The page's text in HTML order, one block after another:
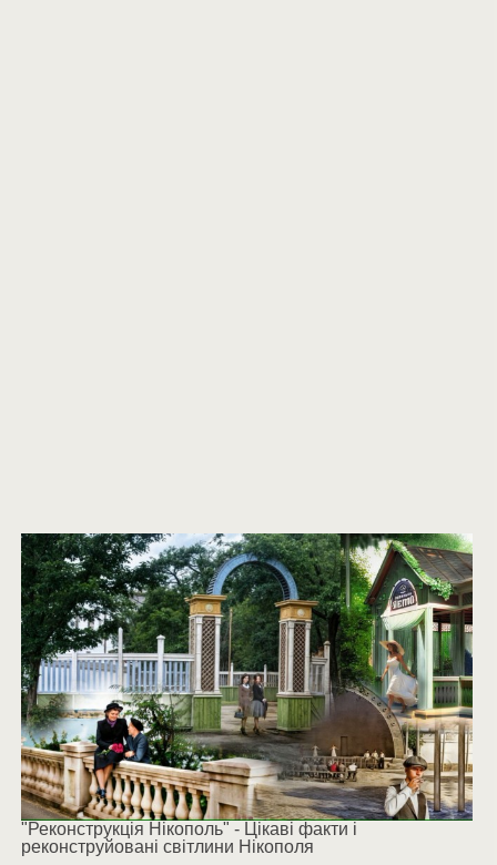
"Реконструкція Нікополь" - Цікаві факти і
реконструйовані світлини Нікополя